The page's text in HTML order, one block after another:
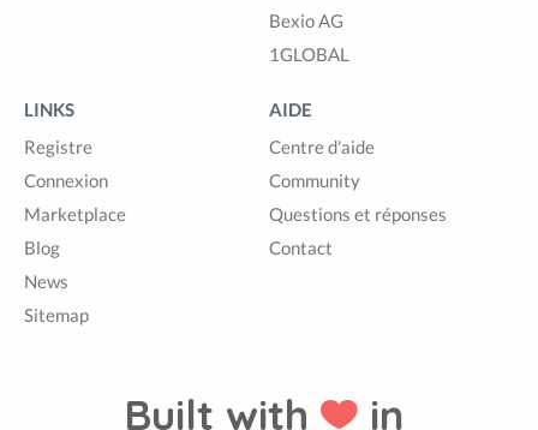
Bexio AG
1GLOBAL
LINKS
Registre
Connexion
Marketplace
Blog
News
Sitemap
AIDE
Centre d'aide
Community
Questions et réponses
Contact
Built with in